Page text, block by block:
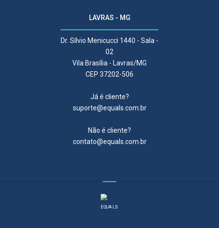
LAVRAS - MG
Dr. Sílvio Menicucci 1440 - Sala -
02
Vila Brasília - Lavras/MG
CEP 37202-506
Já é cliente?
suporte@equals.com.br
Não é cliente?
contato@equals.com.br